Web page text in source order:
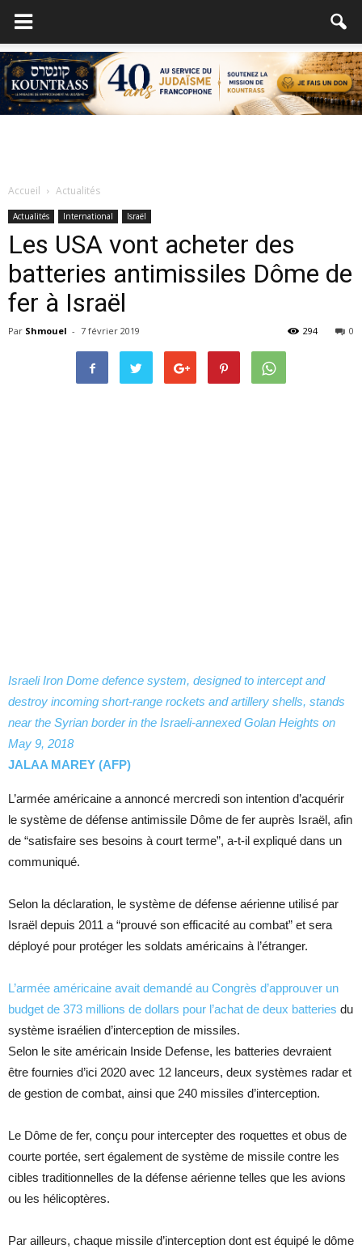
Accueil Actualités
Actualités International Israël
Les USA vont acheter des
batteries antimissiles Dôme de
fer à Israël
Par Shmouel - 7 février 2019 0
294
Israeli Iron Dome defence system, designed to intercept and
destroy incoming short-range rockets and artillery shells, stands
near the Syrian border in the Israeli-annexed Golan Heights on
May 9, 2018
JALAA MAREY (AFP)
L’armée américaine a annoncé mercredi son intention d’acquérir
le système de défense antimissile Dôme de fer auprès Israël, afin
de “satisfaire ses besoins à court terme”, a-t-il expliqué dans un
communiqué.
Selon la déclaration, le système de défense aérienne utilisé par
Israël depuis 2011 a “prouvé son efficacité au combat” et sera
déployé pour protéger les soldats américains à l’étranger.
L’armée américaine avait demandé au Congrès d’approuver un
budget de 373 millions de dollars pour l’achat de deux batteries du
système israélien d’interception de missiles.
Selon le site américain Inside Defense, les batteries devraient
être fournies d’ici 2020 avec 12 lanceurs, deux systèmes radar et
de gestion de combat, ainsi que 240 missiles d’interception.
Le Dôme de fer, conçu pour intercepter des roquettes et obus de
courte portée, sert également de système de missile contre les
cibles traditionnelles de la défense aérienne telles que les avions
ou les hélicoptères.
Par ailleurs, chaque missile d’interception dont est équipé le dôme